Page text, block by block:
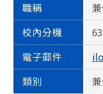
職稱
校內分機
電子郵件
類別